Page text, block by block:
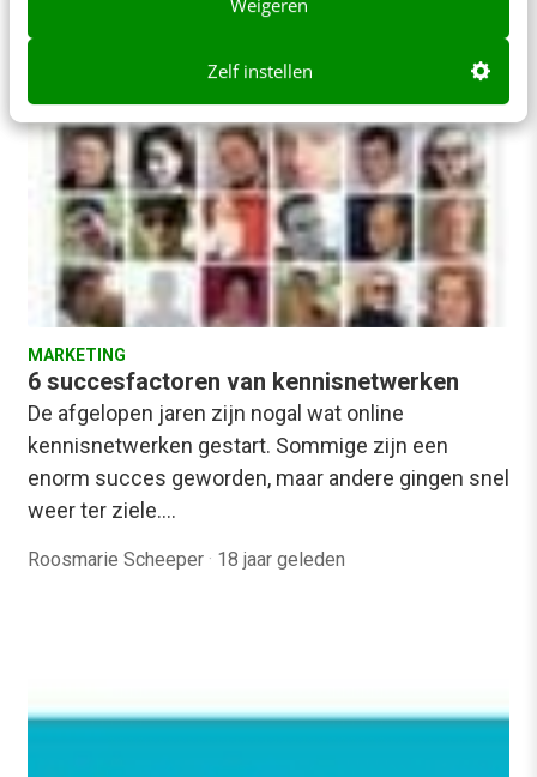
Weigeren
Zelf instellen
18 jaar geleden
MARKETING
6 succesfactoren van kennisnetwerken
De afgelopen jaren zijn nogal wat online
kennisnetwerken gestart. Sommige zijn een
enorm succes geworden, maar andere gingen snel
weer ter ziele.…
Roosmarie Scheeper · 18 jaar geleden